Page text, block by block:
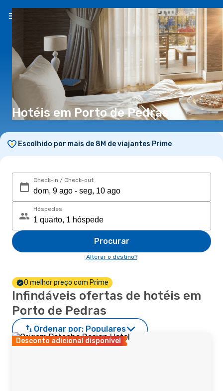
PT(€)
Hotéis em Porto de Pedras
Escolhido por mais de 8M de viajantes Prime
Check-in / Check-out
Hóspedes
Procurar
Alterar o destino?
O melhor preço com Prime
Infindáveis ofertas de hotéis em
Porto de Pedras
Ordenar por: Populares
Desconto adicional disponível